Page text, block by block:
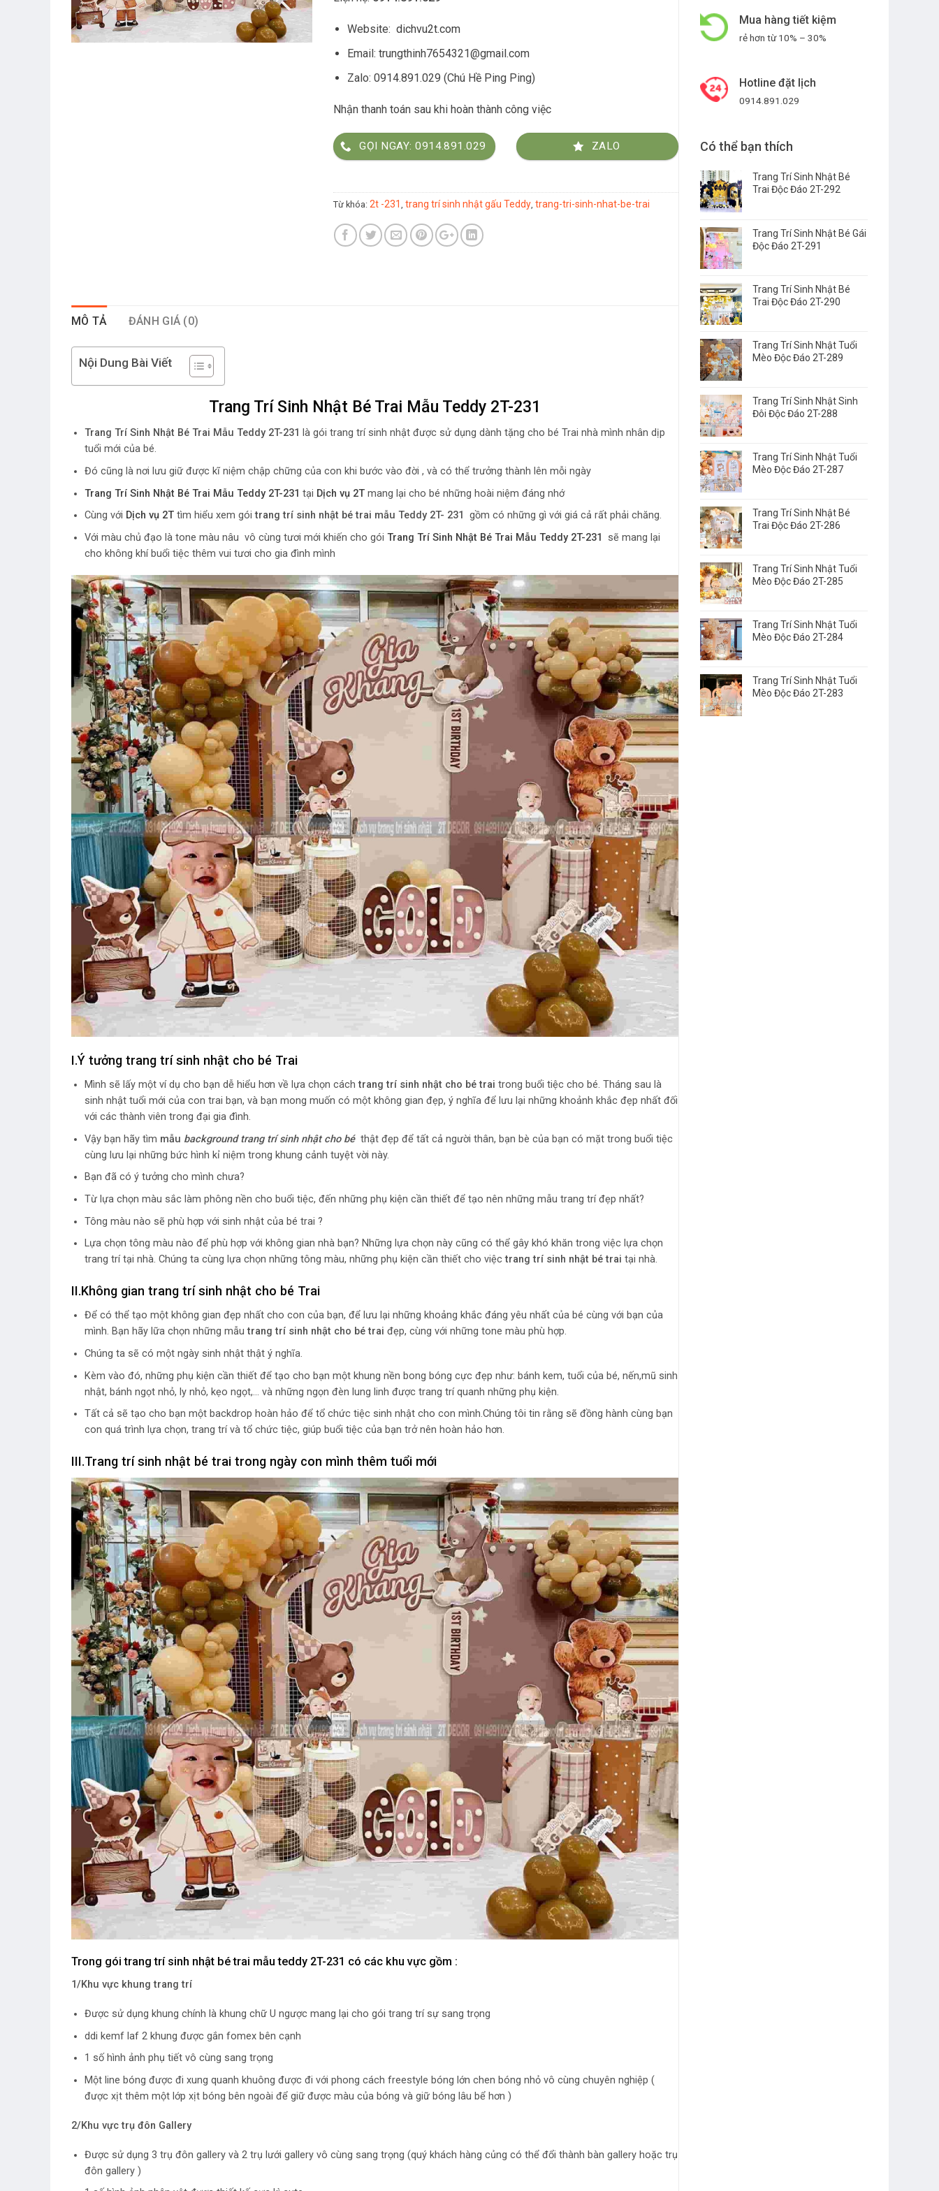
Mua hàng tiết kiệm
rẻ hơn từ 10% – 30%
Hotline đặt lịch
0914.891.029
Có thể bạn thích
Trang Trí Sinh Nhật Bé
Trai Độc Đáo 2T-292
Trang Trí Sinh Nhật Bé Gái
Độc Đáo 2T-291
Trang Trí Sinh Nhật Bé
Trai Độc Đáo 2T-290
Trang Trí Sinh Nhật Tuổi
Mèo Độc Đáo 2T-289
Trang Trí Sinh Nhật Sinh
Đôi Độc Đáo 2T-288
Trang Trí Sinh Nhật Tuổi
Mèo Độc Đáo 2T-287
Trang Trí Sinh Nhật Bé
Trai Độc Đáo 2T-286
Trang Trí Sinh Nhật Tuổi
Mèo Độc Đáo 2T-285
Trang Trí Sinh Nhật Tuổi
Mèo Độc Đáo 2T-284
Trang Trí Sinh Nhật Tuổi
Mèo Độc Đáo 2T-283
Website:dichvu2t.com
Email: trungthinh7654321@gmail.com
Zalo: 0914.891.029 (Chú Hề Ping Ping)
Nhận thanh toán sau khi hoàn thành công việc
GỌI NGAY: 0914.891.029 ZALO
Từ khóa: 2t -231 trang trí sinh nhật gấu Teddy, trang-tri-sinh-nhat-be-trai
MÔ TẢ ĐÁNH GIÁ (0)
Nội Dung Bài Viết
Trang Trí Sinh Nhật Bé Trai Mẫu Teddy 2T-231
Trang Trí Sinh Nhật Bé Trai Mẫu Teddy 2T-231 là gói trang trí sinh nhật được sử dụng dành tặng cho bé Trai nhà mình nhân dịp
tuổi mới của bé.
Đó cũng là nơi lưu giữ được kĩ niệm chập chững của con khi bước vào đời , và có thể trưởng thành lên mỗi ngày
Trang Trí Sinh Nhật Bé Trai Mẫu Teddy 2T-231 tại Dịch vụ 2T mang lại cho bé những hoài niệm đáng nhớ
Cùng với Dịch vụ 2T tìm hiểu xem góitrang trí sinh nhật bé trai mẫu Teddy 2T- 231 gồm có những gì với giá cả rất phải chăng.
Với màu chủ đạo là tone màu nâu vô cùng tươi mới khiến cho gói Trang Trí Sinh Nhật Bé Trai Mẫu Teddy 2T-231
sẽ mang lại
cho không khí buổi tiệc thêm vui tươi cho gia đình mình
I.Ý tưởng trang trí sinh nhật cho bé Trai
Mình sẽ lấy một ví dụ cho bạn dễ hiểu hơn về lựa chọn cáchtrang trí sinh nhật cho bé trai trong buổi tiệc cho bé. Tháng sau là
sinh nhật tuổi mới của con trai bạn, và bạn mong muốn có một không gian đẹp, ý nghĩa để lưu lại những khoảnh khắc đẹp nhất đối
với các thành viên trong đại gia đình.
Vậy bạn hãy tìm mẫu background trang trí sinh nhật cho béthật đẹp để tất cả người thân, bạn bè của bạn có mặt trong buổi tiệc
cùng lưu lại những bức hình kỉ niệm trong khung cảnh tuyệt vời này.
Bạn đã có ý tưởng cho mình chưa?
Từ lựa chọn màu sắc làm phông nền cho buổi tiệc, đến những phụ kiện cần thiết để tạo nên những mẫu trang trí đẹp nhất?
Tông màu nào sẽ phù hợp với sinh nhật của bé trai ?
Lựa chọn tông màu nào để phù hợp với không gian nhà bạn? Những lựa chọn này cũng có thể gây khó khăn trong việc lựa chọn
trang trí tại nhà. Chúng ta cùng lựa chọn những tông màu, những phụ kiện cần thiết cho việctrang trí sinh nhật bé trai tại nhà.
II.Không gian trang trí sinh nhật cho bé Trai
Để có thể tạo một không gian đẹp nhất cho con của bạn, để lưu lại những khoảng khắc đáng yêu nhất của bé cùng với bạn của
mình. Bạn hãy lữa chọn những mẫutrang trí sinh nhật cho bé trai đẹp, cùng với những tone màu phù hợp.
Chúng ta sẽ có một ngày sinh nhật thật ý nghĩa.
Kèm vào đó, những phụ kiện cần thiết để tạo cho bạn một khung nền bong bóng cực đẹp như: bánh kem, tuổi của bé, nến,mũ sinh
nhật, bánh ngọt nhỏ, ly nhỏ, kẹo ngọt,… và những ngọn đèn lung linh được trang trí quanh những phụ kiện.
Tất cả sẽ tạo cho bạn một backdrop hoàn hảo để tổ chức tiệc sinh nhật cho con mình.Chúng tôi tin rằng sẽ đồng hành cùng bạn
con quá trình lựa chọn, trang trí và tổ chức tiệc, giúp buổi tiệc của bạn trở nên hoàn hảo hơn.
III.Trang trí sinh nhật bé trai trong ngày con mình thêm tuổi mới
Trong gói trang trí sinh nhật bé trai mẫu teddy 2T-231 có các khu vực gồm :
1/Khu vực khung trang trí
Được sử dụng khung chính là khung chữ U ngược mang lại cho gói trang trí sự sang trọng
ddi kemf laf 2 khung được gắn fomex bên cạnh
1 số hình ảnh phụ tiết vô cùng sang trọng
Một line bóng được đi xung quanh khuông được đi với phong cách freestyle bóng lớn chen bóng nhỏ vô cùng chuyên nghiệp (
được xịt thêm một lớp xịt bóng bên ngoài để giữ được màu của bóng và giữ bóng lâu bể hơn )
2/Khu vực trụ đôn Gallery
Được sử dụng 3 trụ đôn gallery và 2 trụ lưới gallery vô cùng sang trọng (quý khách hàng củng có thể đổi thành bàn gallery hoặc trụ
đôn gallery )